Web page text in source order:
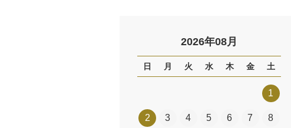
2026年08月
日 月 火 水 木 金 土
1
2 3 4 5 6 7 8